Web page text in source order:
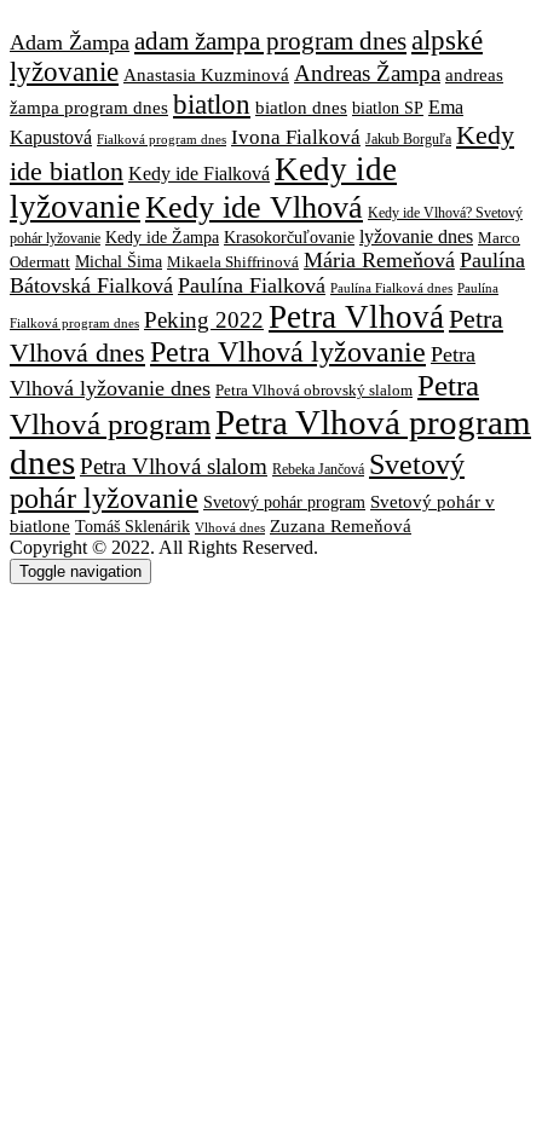
Adam Žampa adam žampa program dnesalpské
lyžovanie Anastasia Kuzminová Andreas Žampa andreas
žampa program dnes biatlon biatlon dnes biatlon SP Ema
Kapustová Fialková program dnes Ivona Fialková Jakub Borguľa Kedy
ide biatlon Kedy ide Fialková Kedy ide
lyžovanieKedy ide Vlhová Kedy ide Vlhová? Svetový
pohár lyžovanie Kedy ide Žampa Krasokorčuľovanie lyžovanie dnes Marco
Odermatt Michal Šima Mikaela Shiffrinová Mária Remeňová Paulína
Bátovská Fialková Paulína Fialková Paulína Fialková dnes Paulína
Fialková program dnes Peking 2022 Petra VlhováPetra
Vlhová dnes Petra Vlhová lyžovanie Petra
Vlhová lyžovanie dnes Petra Vlhová obrovský slalom Petra
Vlhová programPetra Vlhová program
dnesPetra Vlhová slalom Rebeka Jančová Svetový
pohár lyžovanie Svetový pohár program Svetový pohár v
biatlone Tomáš Sklenárik Vlhová dnes Zuzana Remeňová
Copyright © 2022. All Rights Reserved.
Toggle navigation